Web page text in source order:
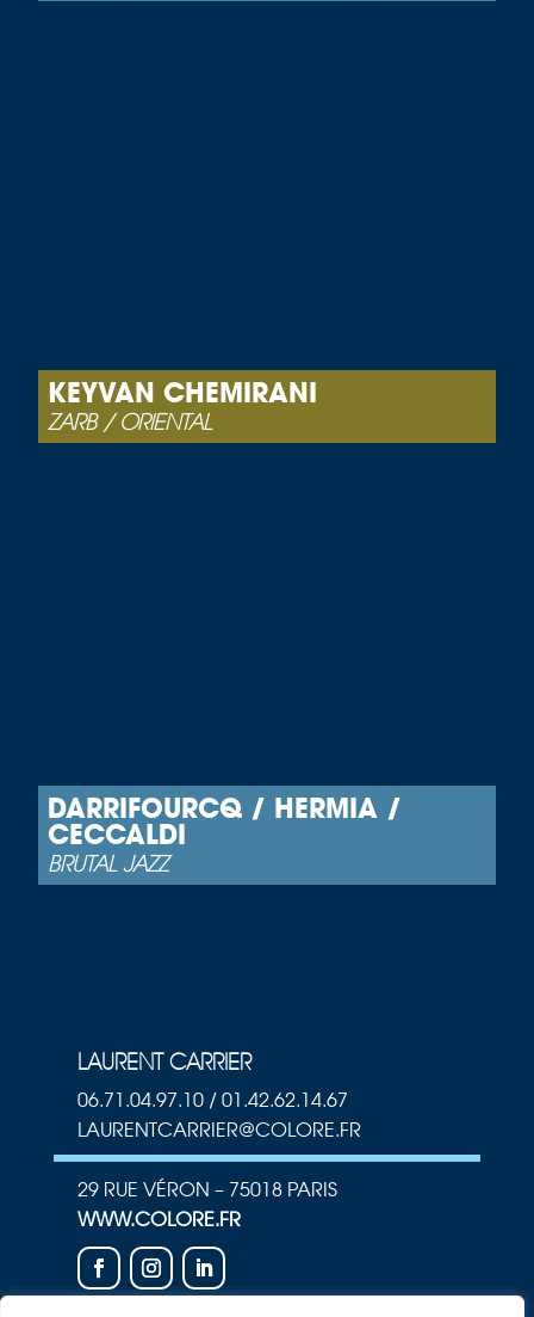
KEYVAN CHEMIRANI
ZARB / ORIENTAL
DARRIFOURCQ / HERMIA /
CECCALDI
BRUTAL JAZZ
LAURENT CARRIER
06.71.04.97.10 / 01.42.62.14.67
LAURENTCARRIER@COLORE.FR
29 RUE VÉRON – 75018 PARIS
WWW.COLORE.FR